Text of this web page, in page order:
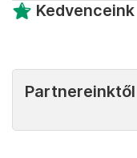
Kedvenceink
Partnereinktől